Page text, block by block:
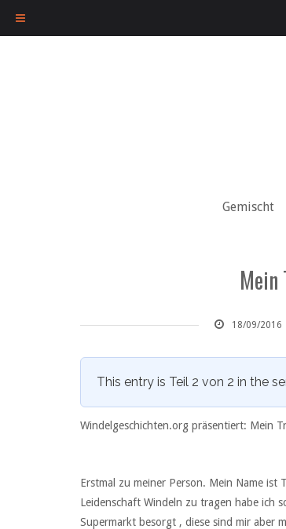
Gemischt
18/09/2016
This entry is Teil 2 von 2 in the
Windelgeschichten.org präsentiert: Mein
Erstmal zu meiner Person. Mein Name
Leidenschaft Windeln zu tragen habe ich
Supermarkt besorgt , diese sind mir aber